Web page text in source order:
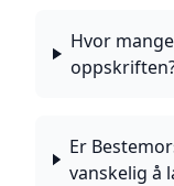
Hvor
Er
vanskelig å